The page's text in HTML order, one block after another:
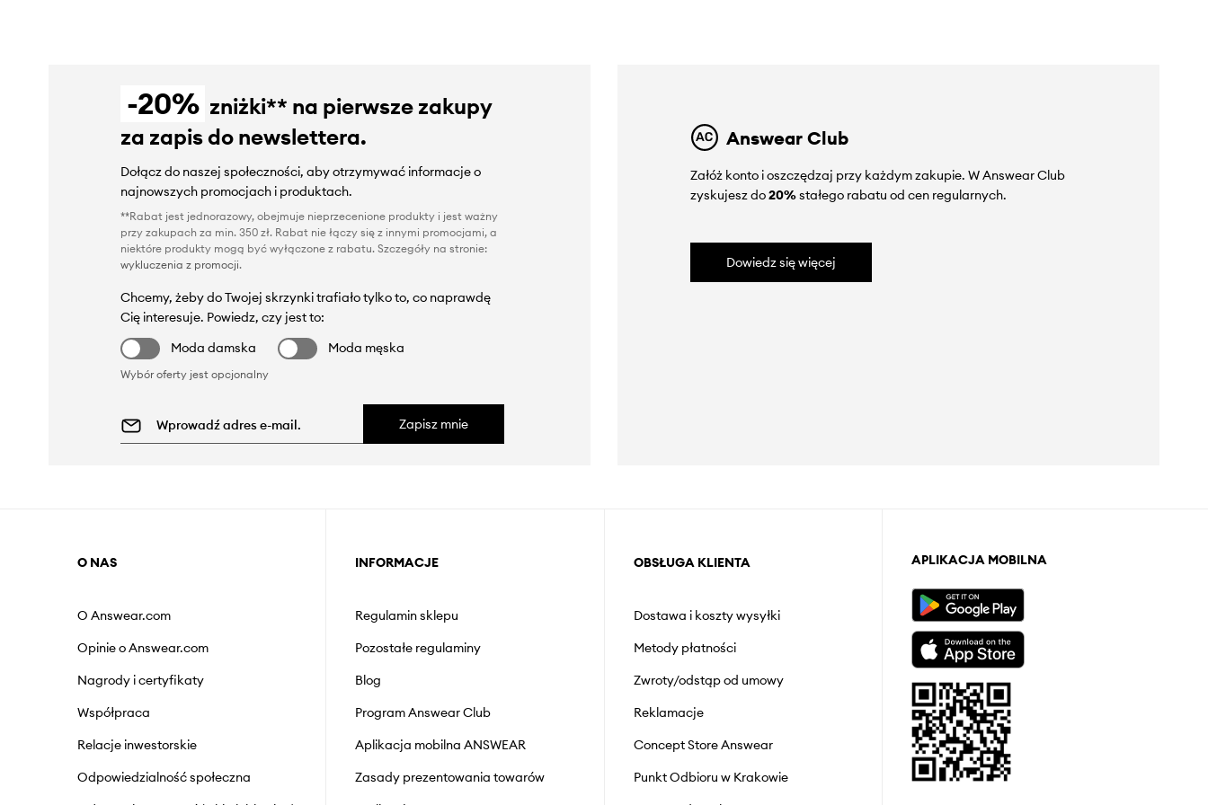
-20% zniżki** na pierwsze zakupy
za zapis do newslettera.
Dołącz do naszej społeczności, aby otrzymywać informacje o
najnowszych promocjach i produktach.
**Rabat jest jednorazowy, obejmuje nieprzecenione produkty i jest ważny
przy zakupach za min. 350 zł. Rabat nie łączy się z innymi promocjami, a
niektóre produkty mogą być wyłączone z rabatu. Szczegóły na stronie:
wykluczenia z promocji.
Chcemy, żeby do Twojej skrzynki trafiało tylko to, co naprawdę
Cię interesuje. Powiedz, czy jest to:
Moda damska
Moda męska
Wybór oferty jest opcjonalny
Zapisz mnie
Answear Club
Załóż konto i oszczędzaj przy każdym zakupie. W Answear Club
zyskujesz do20%stałego rabatu od cen regularnych.
Dowiedz się więcej
O NAS
O Answear.com
Opinie o Answear.com
Nagrody i certyfikaty
Współpraca
Relacje inwestorskie
Odpowiedzialność społeczna
INFORMACJE
Regulamin sklepu
Pozostałe regulaminy
Blog
Program Answear Club
Aplikacja mobilna ANSWEAR
Zasady prezentowania towarów
OBSŁUGA KLIENTA
Dostawa i koszty wysyłki
Metody płatności
Zwroty/odstąp od umowy
Reklamacje
Concept Store Answear
Punkt Odbioru w Krakowie
APLIKACJA MOBILNA